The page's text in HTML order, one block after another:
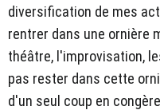
diversification de mes
rentrer dans une ornière
théâtre, l'improvisation,
pas rester dans cette
d'un seul coup en